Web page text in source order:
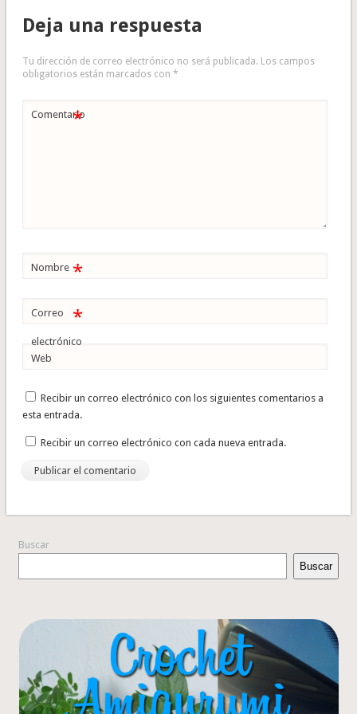
Deja una respuesta
Tu dirección de correo electrónico no será publicada. Los campos
obligatorios están marcados con *
Comentario
*
Nombre *
Correo
electrónico
*
Web
Recibir un correo electrónico con los siguientes comentarios a
esta entrada.
Recibir un correo electrónico con cada nueva entrada.
Buscar
Buscar